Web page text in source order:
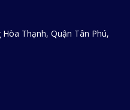
Thạnh, Quận Tân Phú,